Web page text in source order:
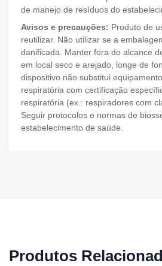
de manejo de resíduos do
Avisos e precauções: Produto de
reutilizar. Não utilizar se a
danificada. Manter fora do alcance
em local seco e arejado, longe de
dispositivo não substitui
respiratória com certificação
respiratória (ex.: respiradores com
Seguir protocolos e normas de
estabelecimento de saúde.
Produtos